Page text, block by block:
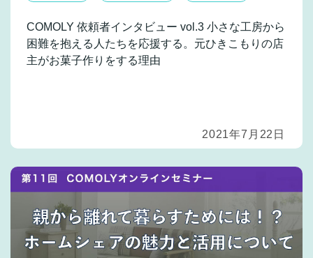
COMOLY 依頼者インタビュー vol.3 小さな工房から
困難を抱える人たちを応援する。元ひきこもりの店
主がお菓子作りをする理由
2021年7月22日